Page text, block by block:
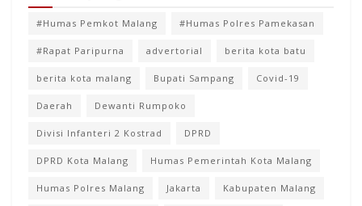
#Humas Pemkot Malang #Humas Polres Pamekasan
#Rapat Paripurna advertorial berita kota batu
berita kota malang Bupati Sampang Covid-19
Daerah Dewanti Rumpoko
Divisi Infanteri 2 Kostrad DPRD
DPRD Kota Malang Humas Pemerintah Kota Malang
Humas Polres Malang Jakarta Kabupaten Malang